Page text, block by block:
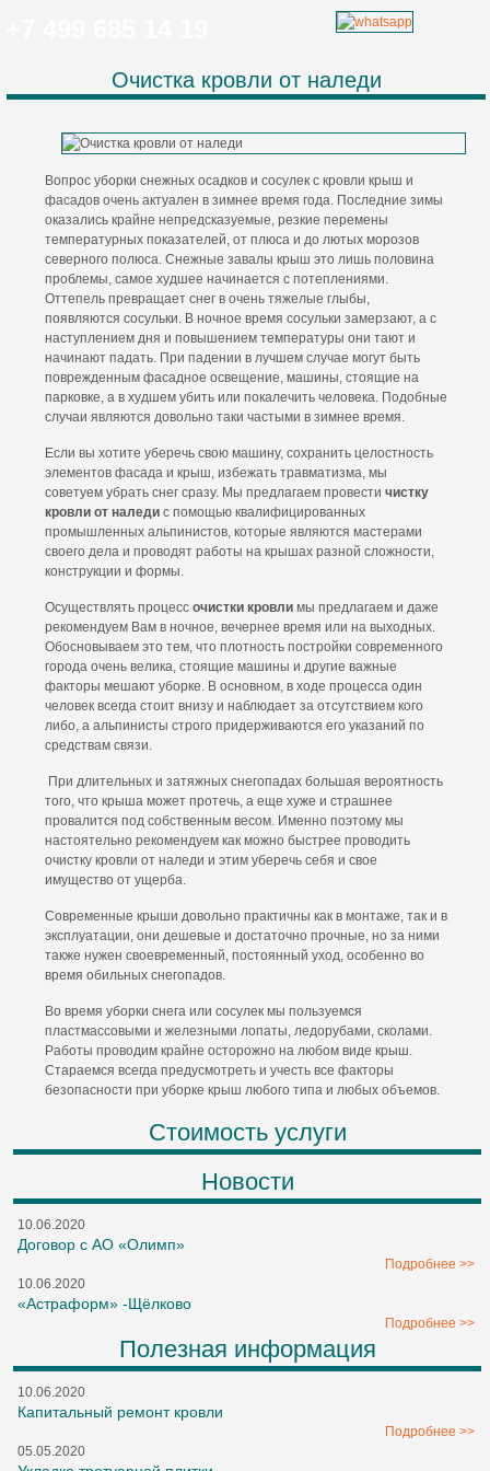
Очистка кровли от наледи
Вопрос уборки снежных осадков и сосулек с кровли крыш и
фасадов очень актуален в зимнее время года. Последние зимы
оказались крайне непредсказуемые, резкие перемены
температурных показателей, от плюса и до лютых морозов
северного полюса. Снежные завалы крыш это лишь половина
проблемы, самое худшее начинается с потеплениями.
Оттепель превращает снег в очень тяжелые глыбы,
появляются сосульки. В ночное время сосульки замерзают, а с
наступлением дня и повышением температуры они тают и
начинают падать. При падении в лучшем случае могут быть
поврежденным фасадное освещение, машины, стоящие на
парковке, а в худшем убить или покалечить человека. Подобные
случаи являются довольно таки частыми в зимнее время.
Если вы хотите уберечь свою машину, сохранить целостность
элементов фасада и крыш, избежать травматизма, мы
советуем убрать снег сразу. Мы предлагаем провести чистку
кровли от наледи с помощью квалифицированных
промышленных альпинистов, которые являются мастерами
своего дела и проводят работы на крышах разной сложности,
конструкции и формы.
Осуществлять процесс очистки кровли мы предлагаем и даже
рекомендуем Вам в ночное, вечернее время или на выходных.
Обосновываем это тем, что плотность постройки современного
города очень велика, стоящие машины и другие важные
факторы мешают уборке. В основном, в ходе процесса один
человек всегда стоит внизу и наблюдает за отсутствием кого
либо, а альпинисты строго придерживаются его указаний по
средствам связи.
При длительных и затяжных снегопадах большая вероятность
того, что крыша может протечь, а еще хуже и страшнее
провалится под собственным весом. Именно поэтому мы
настоятельно рекомендуем как можно быстрее проводить
очистку кровли от наледи и этим уберечь себя и свое
имущество от ущерба.
Современные крыши довольно практичны как в монтаже, так и в
эксплуатации, они дешевые и достаточно прочные, но за ними
также нужен своевременный, постоянный уход, особенно во
время обильных снегопадов.
Во время уборки снега или сосулек мы пользуемся
пластмассовыми и железными лопаты, ледорубами, сколами.
Работы проводим крайне осторожно на любом виде крыш.
Стараемся всегда предусмотреть и учесть все факторы
безопасности при уборке крыш любого типа и любых объемов.
Стоимость услуги
Новости
10.06.2020
Договор с АО «Олимп»
Подробнее >>
10.06.2020
«Астраформ» -Щёлково
Подробнее >>
Полезная информация
10.06.2020
Капитальный ремонт кровли
Подробнее >>
05.05.2020